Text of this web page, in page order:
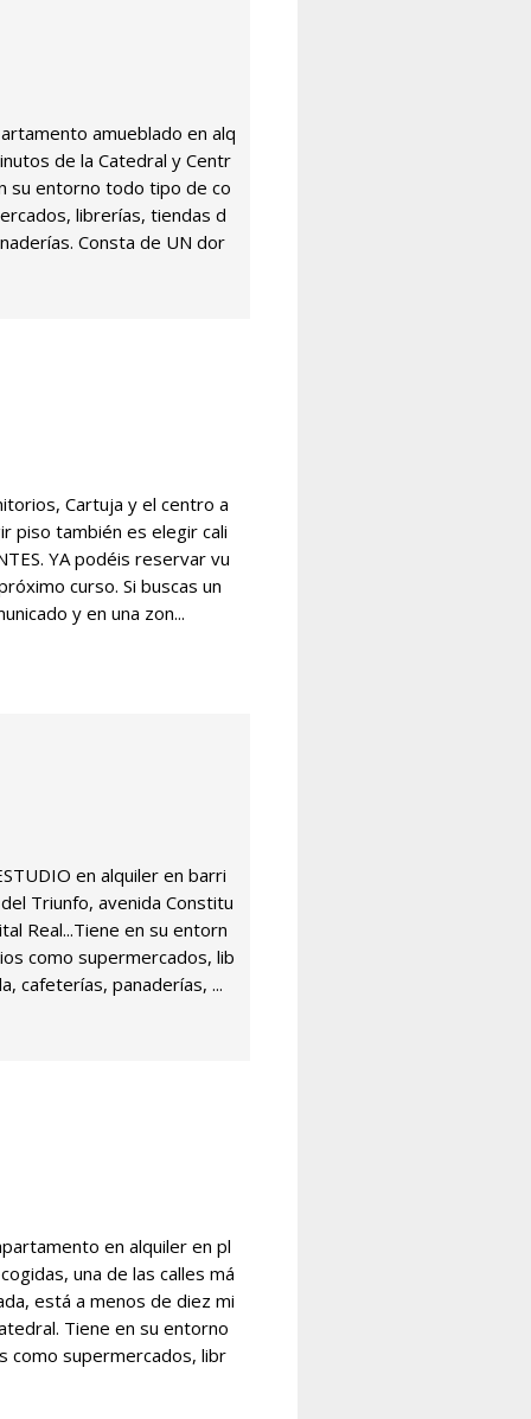
amueblado en alq
de la Catedral y Centr
su entorno todo tipo de co
librerías, tiendas d
Consta de UN dor
Cartuja y el centro a
piso también es elegir cali
YA podéis reservar vu
curso. Si buscas un
y en una zon...
en alquiler en barri
Triunfo, avenida Constitu
Real...Tiene en su entorn
como supermercados, lib
cafeterías, panaderías, ...
en alquiler en pl
una de las calles má
está a menos de diez mi
Tiene en su entorno
como supermercados, libr